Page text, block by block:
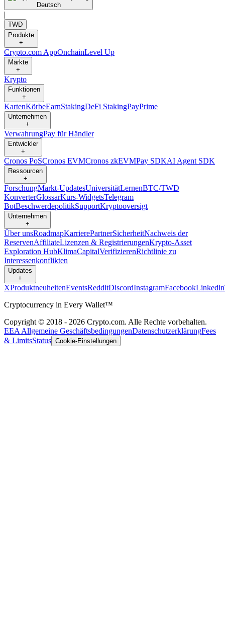
Deutsch
|
TWD
Produkte
+
Crypto.com AppOnchainLevel Up
Märkte
+
Krypto
Funktionen
+
KartenKörbeEarnStakingDeFi StakingPayPrime
Unternehmen
+
VerwahrungPay für Händler
Entwickler
+
Cronos PoSCronos EVMCronos zkEVMPay SDKAI Agent SDK
Ressourcen
+
ForschungMarkt-UpdatesUniversitätLernenBTC/TWD
KonverterGlossarKurs-WidgetsTelegram
BotBeschwerdepolitikSupportKryptooversigt
Unternehmen
+
Über unsRoadmapKarrierePartnerSicherheitNachweis der
ReservenAffiliateLizenzen & RegistrierungenKrypto-Asset
Exploration HubKlimaCapitalVerifizierenRichtlinie zu
Interessenkonflikten
Updates
+
XProduktneuheitenEventsRedditDiscordInstagramFacebookLinkedin
Cryptocurrency in Every Wallet™
Copyright © 2018 - 2026 Crypto.com. Alle Rechte vorbehalten.
EEA Allgemeine GeschäftsbedingungenDatenschutzerklärungFees
& LimitsStatus Cookie-Einstellungen